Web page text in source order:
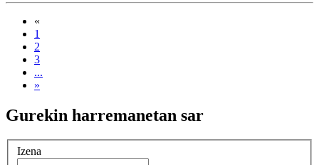
«
1
2
3
...
»
Gurekin harremanetan sar
Izena